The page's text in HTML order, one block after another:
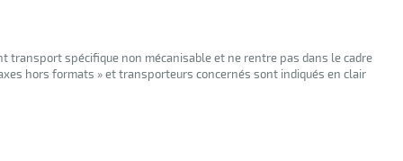
spécifique non mécanisable et ne rentre pas dans le cadre
hors formats » et transporteurs concernés sont indiqués en clair